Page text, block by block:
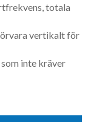
totala
vertikalt för
inte kräver